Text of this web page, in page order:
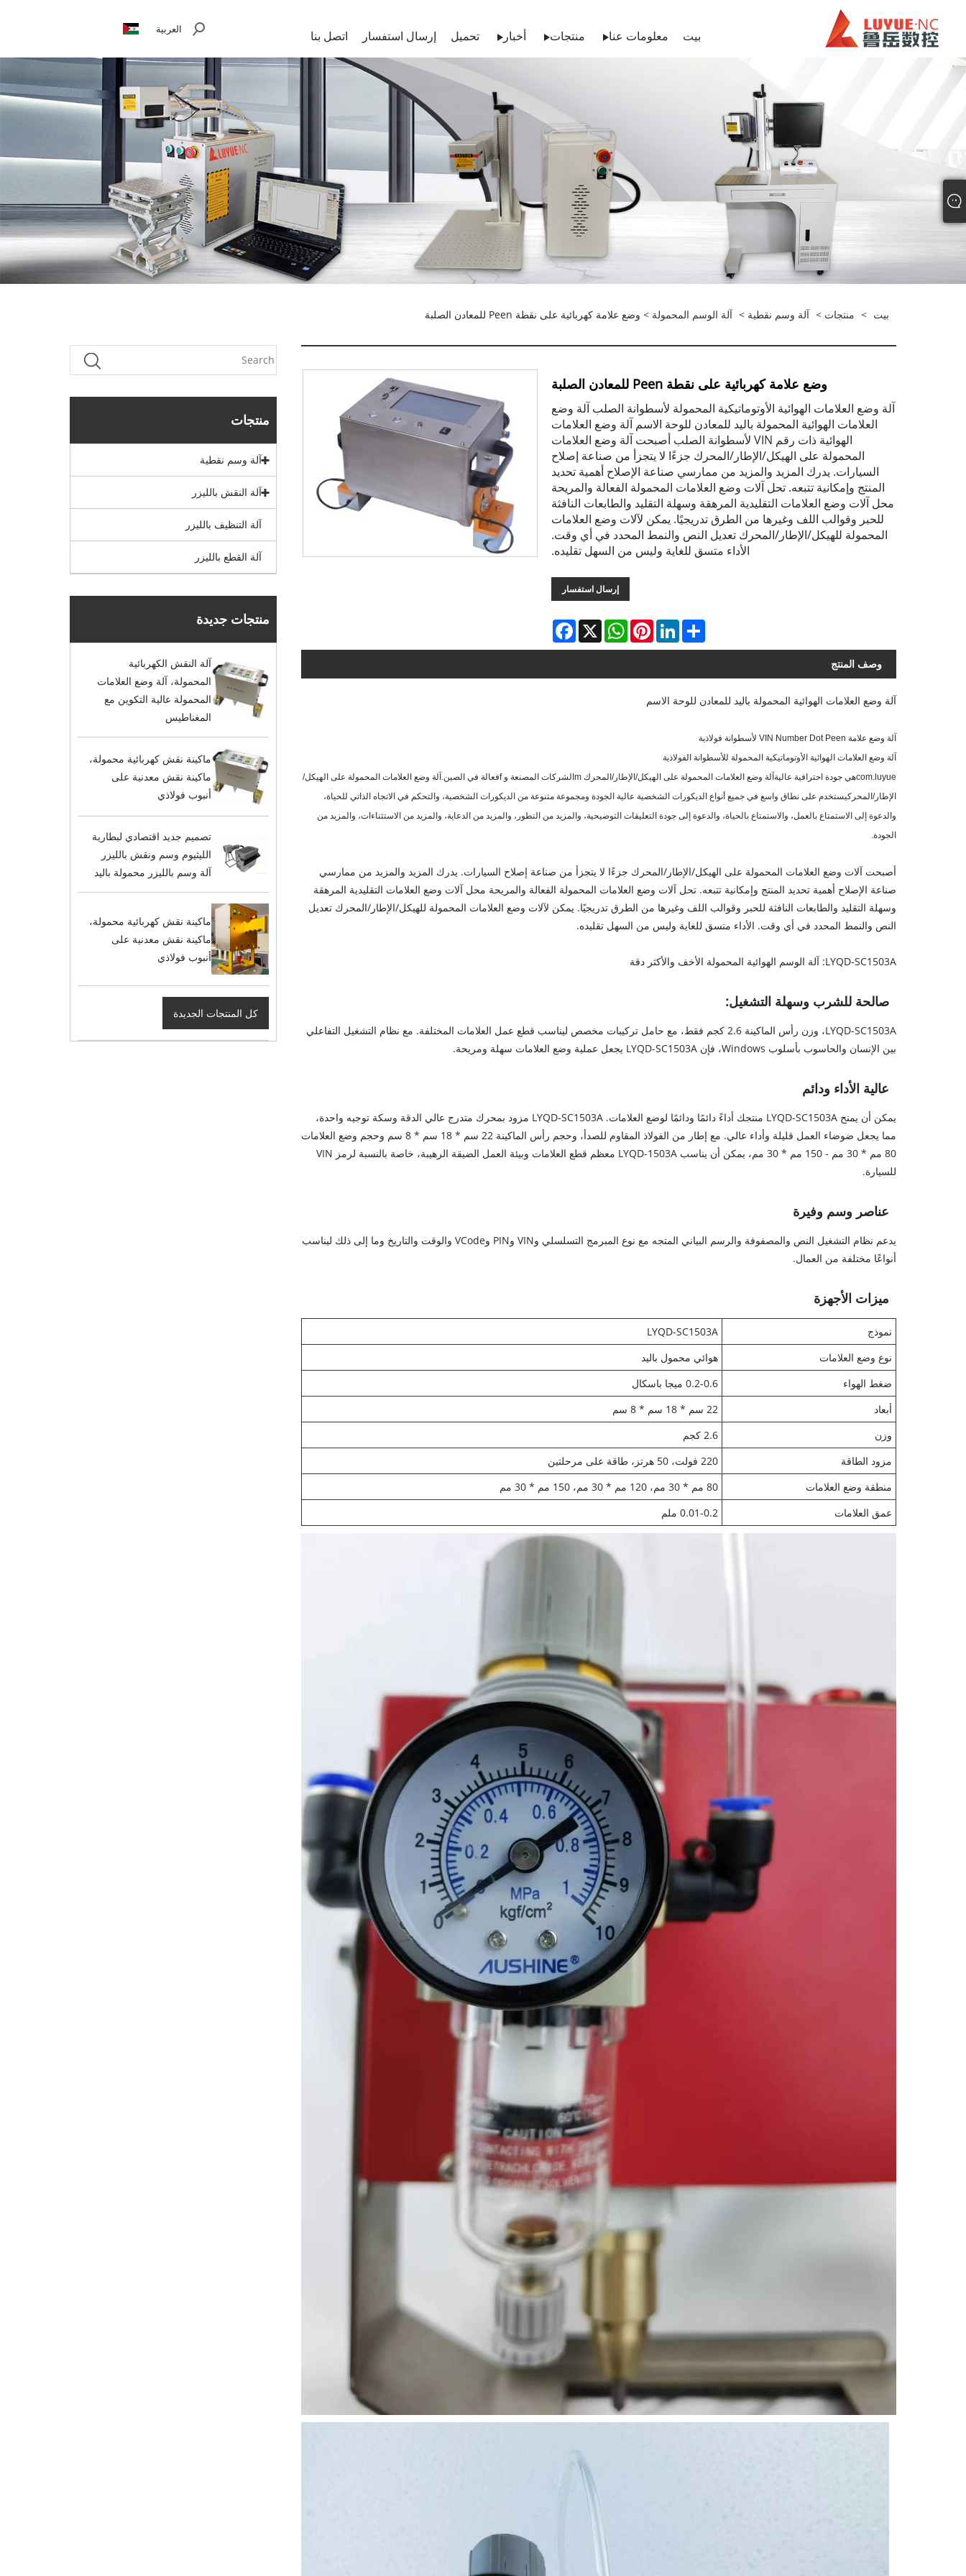
بيت معلومات عنا منتجات أخبار تحميل إرسال استفسار اتصل بنا العربية
بيت > منتجات > آلة وسم نقطية > آلة الوسم المحمولة > وضع علامة كهربائية على نقطة Peen للمعادن الصلبة
منتجات
آلة وسم نقطية
آلة النقش بالليزر
آلة التنظيف بالليزر
آلة القطع بالليزر
منتجات جديدة
آلة النقش الكهربائية
المحمولة، آلة وضع العلامات
المحمولة عالية التكوين مع
المغناطيس
ماكينة نقش كهربائية محمولة،
ماكينة نقش معدنية على
أنبوب فولاذي
تصميم جديد اقتصادي لبطارية
الليثيوم وسم ونقش بالليزر
آلة وسم بالليزر محمولة باليد
ماكينة نقش كهربائية محمولة،
ماكينة نقش معدنية على
أنبوب فولاذي
كل المنتجات الجديدة
وضع علامة كهربائية على نقطة Peen للمعادن الصلبة
آلة وضع العلامات الهوائية الأوتوماتيكية المحمولة لأسطوانة الصلب آلة وضع
العلامات الهوائية المحمولة باليد للمعادن للوحة الاسم آلة وضع العلامات
الهوائية ذات رقم VIN لأسطوانة الصلب أصبحت آلة وضع العلامات
المحمولة على الهيكل/الإطار/المحرك جزءًا لا يتجزأ من صناعة إصلاح
السيارات. يدرك المزيد والمزيد من ممارسي صناعة الإصلاح أهمية تحديد
المنتج وإمكانية تتبعه. تحل آلات وضع العلامات المحمولة الفعالة والمريحة
محل آلات وضع العلامات التقليدية المرهقة وسهلة التقليد والطابعات النافثة
للحبر وقوالب اللف وغيرها من الطرق تدريجيًا. يمكن لآلات وضع العلامات
المحمولة للهيكل/الإطار/المحرك تعديل النص والنمط المحدد في أي وقت.
الأداء متسق للغاية وليس من السهل تقليده.
إرسال استفسار
Facebook X
WhatsAppPinterestLinkedInShare
وصف المنتج
آلة وضع العلامات الهوائية المحمولة باليد للمعادن للوحة الاسم
آلة وضع علامة VIN Number Dot Peen لأسطوانة فولاذية
آلة وضع العلامات الهوائية الأوتوماتيكية المحمولة للأسطوانة الفولاذية
com.luyueهي جودة احترافية عالية آلة وضع العلامات المحمولة على الهيكل/الإطار/المحرك m الشركات المصنعة و fفعالة في الصين. آلة وضع العلامات المحمولة على الهيكل/
الإطار/المحركيستخدم على نطاق واسع في جميع أنواع الديكورات الشخصية عالية الجودة ومجموعة متنوعة من الديكورات الشخصية، والتحكم في الاتجاه الذاتي للحياة،
والدعوة إلى الاستمتاع بالعمل، والاستمتاع بالحياة، والدعوة إلى جودة التعليقات التوضيحية، والمزيد من التطور، والمزيد من الدعاية، والمزيد من الاستثناءات، والمزيد من
الجودة.
أصبحت آلات وضع العلامات المحمولة على الهيكل/الإطار/المحرك جزءًا لا يتجزأ من صناعة إصلاح السيارات. يدرك المزيد والمزيد من ممارسي
صناعة الإصلاح أهمية تحديد المنتج وإمكانية تتبعه. تحل آلات وضع العلامات المحمولة الفعالة والمريحة محل آلات وضع العلامات التقليدية المرهقة
وسهلة التقليد والطابعات النافثة للحبر وقوالب اللف وغيرها من الطرق تدريجيًا. يمكن لآلات وضع العلامات المحمولة للهيكل/الإطار/المحرك تعديل
النص والنمط المحدد في أي وقت. الأداء متسق للغاية وليس من السهل تقليده.
LYQD-SC1503A: آلة الوسم الهوائية المحمولة الأخف والأكثر دقة
صالحة للشرب وسهلة التشغيل:
LYQD-SC1503A، وزن رأس الماكينة 2.6 كجم فقط، مع حامل تركيبات مخصص ليناسب قطع عمل العلامات المختلفة. مع نظام التشغيل التفاعلي
بين الإنسان والحاسوب بأسلوب Windows، فإن LYQD-SC1503A يجعل عملية وضع العلامات سهلة ومريحة.
عالية الأداء ودائم
يمكن أن يمنح LYQD-SC1503A منتجك أداءً دائمًا ودائمًا لوضع العلامات. LYQD-SC1503A مزود بمحرك متدرج عالي الدقة وسكة توجيه واحدة،
مما يجعل ضوضاء العمل قليلة وأداء عالي. مع إطار من الفولاذ المقاوم للصدأ، وحجم رأس الماكينة 22 سم * 18 سم * 8 سم وحجم وضع العلامات
80 مم * 30 مم - 150 مم * 30 مم، يمكن أن يناسب LYQD-1503A معظم قطع العلامات وبيئة العمل الضيقة الرهيبة، خاصة بالنسبة لرمز VIN
للسيارة.
عناصر وسم وفيرة
يدعم نظام التشغيل النص والمصفوفة والرسم البياني المتجه مع نوع المبرمج التسلسلي وVIN وPIN وVCode والوقت والتاريخ وما إلى ذلك ليناسب
أنواعًا مختلفة من العمال.
ميزات الأجهزة
نموذج
LYQD-SC1503A
نوع وضع العلامات
هوائي محمول باليد
ضغط الهواء
0.2-0.6 ميجا باسكال
أبعاد
22 سم * 18 سم * 8 سم
وزن
2.6 كجم
مزود الطاقة
220 فولت، 50 هرتز، طاقة على مرحلتين
منطقة وضع العلامات
80 مم * 30 مم، 120 مم * 30 مم، 150 مم * 30 مم
عمق العلامات
0.01-0.2 ملم